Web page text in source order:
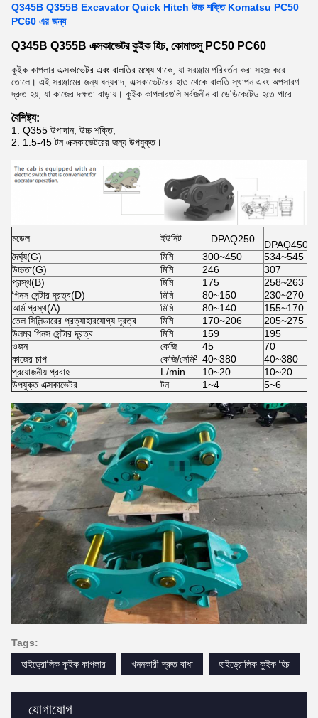
যোগাযোগ
Q345B Q355B Excavator Quick Hitch উচ্চ শক্তি Komatsu PC50
PC60 এর জন্য
Q345B Q355B এক্সকাভেটর কুইক হিচ, কোমাতসু PC50 PC60
কুইক কাপলার এক্সকাভেটর এবং বালতির মধ্যে থাকে, যা সরঞ্জাম পরিবর্তন করা সহজ করে
তোলে। এই সরঞ্জামের জন্য ধন্যবাদ, এক্সকাভেটরের হাত থেকে বালতি স্থাপন এবং অপসারণ
দ্রুত হয়, যা কাজের দক্ষতা বাড়ায়। কুইক কাপলারগুলি সর্বজনীন বা ডেডিকেটেড হতে পারে
বৈশিষ্ট্য:
1. Q355 উপাদান, উচ্চ শক্তি;
2. 1.5-45 টন এক্সকাভেটরের জন্য উপযুক্ত।
মডেল ইউনিট DPAQ250
DPAQ450
দৈর্ঘ্য(G)
মিমি 300~450
534~545
উচ্চতা(G)
মিমি 246
307
প্রস্থ(B)
মিমি 175
258~263
পিনস সেন্টার দূরত্ব(D)
মিমি 80~150
230~270
আর্ম প্রস্থ(A)
মিমি 80~140
155~170
তেল সিলিন্ডারের প্রত্যাহারযোগ্য দূরত্ব
মিমি 170~206
205~275
উলম্ব পিনস সেন্টার দূরত্ব
মিমি 159
195
ওজন
কেজি 45
70
কাজের চাপ
কেজি/সেমি² 40~380
40~380
প্রয়োজনীয় প্রবাহ
L/min 10~20
10~20
উপযুক্ত এক্সকাভেটর
টন 1~4 5~6
Tags:
হাইড্রোলিক কুইক কাপলার
খননকারী দ্রুত বাধা হাইড্রোলিক কুইক হিচ